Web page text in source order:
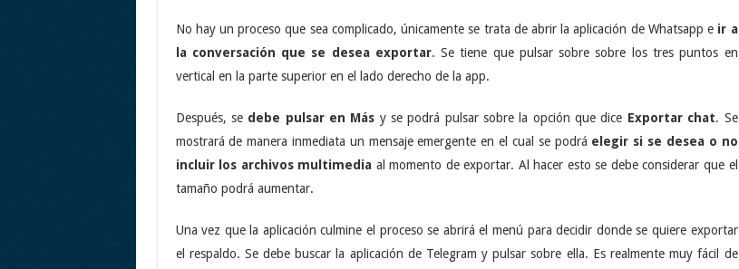
No hay un proceso que sea complicado, únicamente se trata de abrir la aplicación de Whatsapp e ir a
la conversación que se desea exportar. Se tiene que pulsar sobre sobre los tres puntos en
vertical en la parte superior en el lado derecho de la app.
Después, se debe pulsar en Más y se podrá pulsar sobre la opción que dice Exportar chat. Se
mostrará de manera inmediata un mensaje emergente en el cual se podrá elegir si se desea o no
incluir los archivos multimedia al momento de exportar. Al hacer esto se debe considerar que el
tamaño podrá aumentar.
Una vez que la aplicación culmine el proceso se abrirá el menú para decidir donde se quiere exportar
el respaldo. Se debe buscar la aplicación de Telegram y pulsar sobre ella. Es realmente muy fácil de